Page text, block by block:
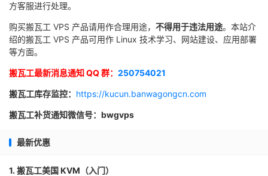
方客服进行处理。
购买搬瓦工 VPS 产品请用作合理用途， 不得用于违法用途。本站介
绍的搬瓦工 VPS 产品可用作 Linux 技术学习、网站建设、应用部署
等方面。
搬瓦工最新消息通知 QQ 群： 250754021
搬瓦工库存监控： https://kucun.banwagongcn.com
搬瓦工补货通知微信号：bwgvps
最新优惠
1. 搬瓦工美国 KVM（入门）